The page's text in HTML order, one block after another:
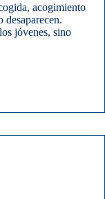
acogimiento
desaparecen.
jóvenes, sino